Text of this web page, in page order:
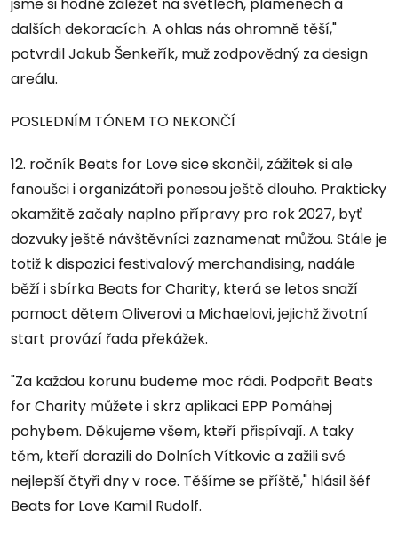
dalších dekoracích. A ohlas nás ohromně těší,"
potvrdil Jakub Šenkeřík, muž zodpovědný za design
areálu.
POSLEDNÍM TÓNEM TO NEKONČÍ
12. ročník Beats for Love sice skončil, zážitek si ale
fanoušci i organizátoři ponesou ještě dlouho. Prakticky
okamžitě začaly naplno přípravy pro rok 2027, byť
dozvuky ještě návštěvníci zaznamenat můžou. Stále je
totiž k dispozici festivalový merchandising, nadále
běží i sbírka Beats for Charity, která se letos snaží
pomoct dětem Oliverovi a Michaelovi, jejichž životní
start provází řada překážek.
"Za každou korunu budeme moc rádi. Podpořit Beats
for Charity můžete i skrz aplikaci EPP Pomáhej
pohybem. Děkujeme všem, kteří přispívají. A taky
těm, kteří dorazili do Dolních Vítkovic a zažili své
nejlepší čtyři dny v roce. Těšíme se příště," hlásil šéf
Beats for Love Kamil Rudolf.